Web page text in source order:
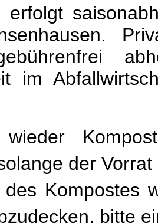
erfolgt
im
der Vorrat
Kompostes
bitte